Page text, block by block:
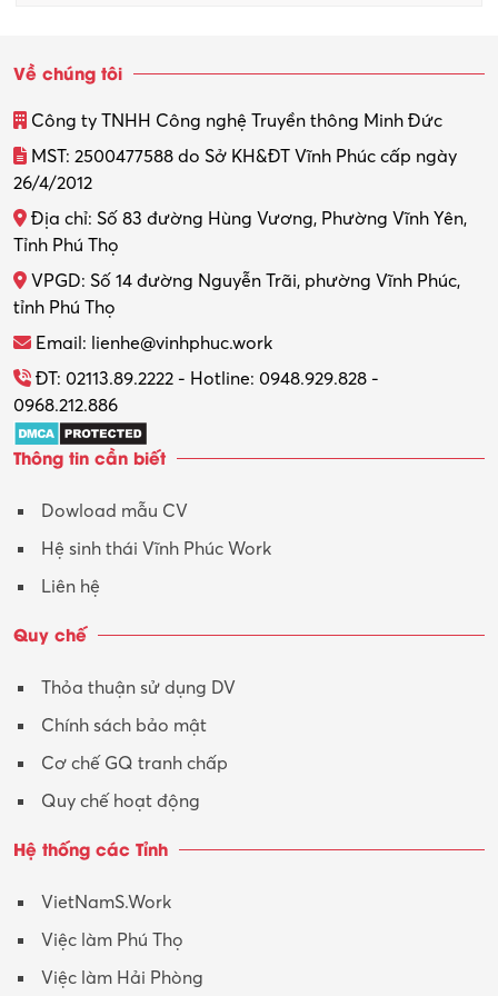
Thiết kế nội thất
Thợ máy – Ô tô – Xe máy
Thực tập
Tổ chức sự kiện – Quà tặng
Trợ lý
Tư vấn
Tư vấn – Kiến trúc
Y tế-Dược
Về chúng tôi
Công ty TNHH Công nghệ Truyền thông Minh Đức
MST: 2500477588 do Sở KH&ĐT Vĩnh Phúc cấp ngày
26/4/2012
Địa chỉ: Số 83 đường Hùng Vương, Phường Vĩnh Yên,
Tỉnh Phú Thọ
VPGD: Số 14 đường Nguyễn Trãi, phường Vĩnh Phúc,
tỉnh Phú Thọ
Email: lienhe@vinhphuc.work
ĐT: 02113.89.2222 - Hotline: 0948.929.828 -
0968.212.886
Thông tin cần biết
Dowload mẫu CV
Hệ sinh thái Vĩnh Phúc Work
Liên hệ
Quy chế
Thỏa thuận sử dụng DV
Chính sách bảo mật
Cơ chế GQ tranh chấp
Quy chế hoạt động
Hệ thống các Tỉnh
VietNamS.Work
Việc làm Phú Thọ
Việc làm Hải Phòng